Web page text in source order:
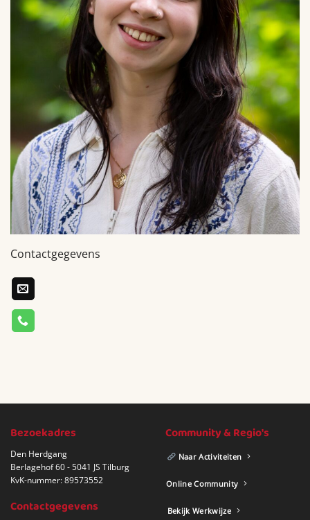
Contactgegevens
Bezoekadres
Den Herdgang
Berlagehof 60 - 5041 JS Tilburg
KvK-nummer: 89573552
Contactgegevens
Community & Regio's
Naar Activiteiten
Online Community
Bekijk Werkwijze